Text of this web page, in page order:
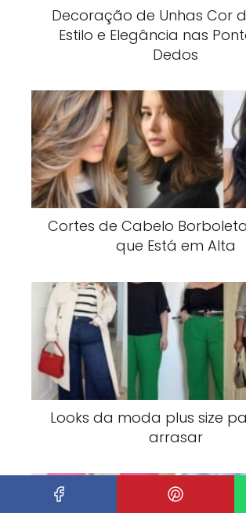
Decoração de Unhas Cor
Estilo e Elegância nas
Dedos
Cortes de Cabelo
que Está em Alta
Looks da moda plus size
arrasar